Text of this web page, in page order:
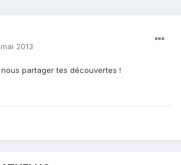
2013
partager tes découvertes !